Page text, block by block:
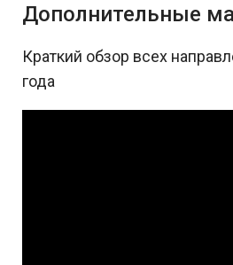
Дополнительные
Краткий обзор всех
года